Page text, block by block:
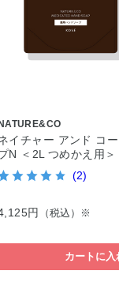
NATURE&CO
イチャー アンド コ
N ＜2L つめかえ用＞
(2)
円 （税込）※
カートに入